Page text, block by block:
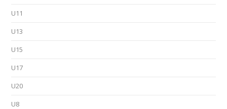
U11
U13
U15
U17
U20
U8